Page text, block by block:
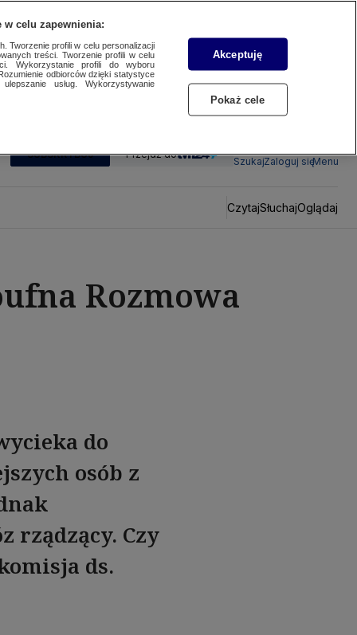
SUBSKRYBUJ Przejdź do
SzukajZaloguj sięMenu
CzytajSłuchajOglądaj
Rozmowa
do
osób z
rządzący. Czy
ds.
w celu zapewnienia:
Tworzenie profili w celu personalizacji
treści. Tworzenie profili w celu
Wykorzystanie profili do wyboru
odbiorców dzięki statystyce
usług. Wykorzystywanie
Akceptuję
Pokaż cele